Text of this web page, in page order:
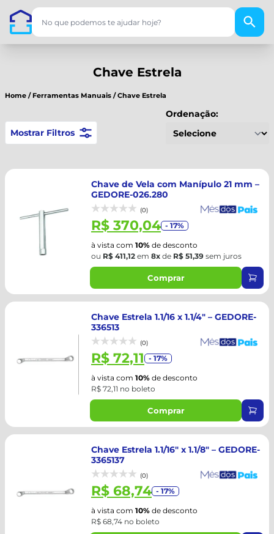
Chave Estrela
Home / Ferramentas Manuais /Chave Estrela
Mostrar Filtros
Ordenação:
Chave de Vela com Manípulo 21 mm –
GEDORE-026.280
(0)
R$ 370,04 - 17%
à vista com 10% de desconto
ou R$ 411,12 em 8x de R$ 51,39 sem juros
Comprar
Chave Estrela 1.1/16 x 1.1/4" – GEDORE-
336513
(0)
R$ 72,11 - 17%
à vista com 10% de desconto
R$ 72,11 no boleto
Comprar
Chave Estrela 1.1/16" x 1.1/8" – GEDORE-
3365137
(0)
R$ 68,74 - 17%
à vista com 10% de desconto
R$ 68,74 no boleto